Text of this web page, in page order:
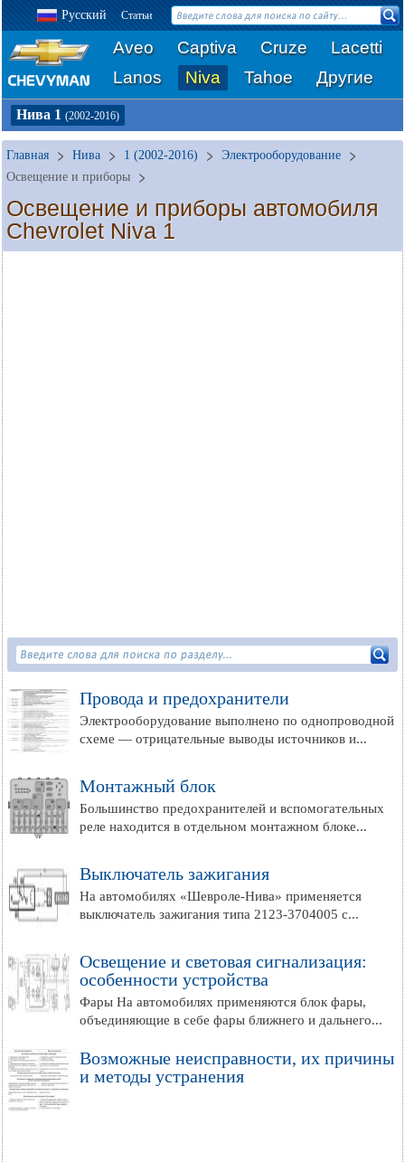
Русский Статьи
Aveo Captiva Cruze
Lacetti
Lanos
Niva Tahoe Другие
Нива 1 (2002-2016)
Главная Нива 1 (2002-2016)
Электрооборудование
Освещение и приборы
Освещение и приборы автомобиля
Chevrolet Niva 1
Провода и предохранители
Электрооборудование выполнено по однопроводной
схеме — отрицательные выводы источников и...
Монтажный блок
Большинство предохранителей и вспомогательных
реле находится в отдельном монтажном блоке...
Выключатель зажигания
На автомобилях «Шевроле-Нива» применяется
выключатель зажигания типа 2123-3704005 с...
Освещение и световая сигнализация:
особенности устройства
Фары На автомобилях применяются блок фары,
объединяющие в себе фары ближнего и дальнего...
Возможные неисправности, их причины
и методы устранения